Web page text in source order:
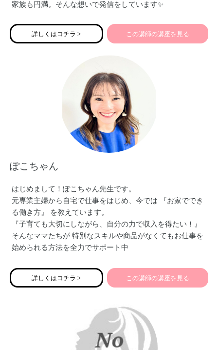
家族も円満。そんな想いで発信をしています✨
詳しくはコチラ > この講師の講座を見る
ぽこちゃん
はじめまして！ぽこちゃん先生です。
元専業主婦から自宅で仕事をはじめ、今では 『お家ででき
る働き方』 を教えています。
『子育ても大切にしながら、自分の力で収入を得たい！』
そんなママたちが 特別なスキルや商品がなくてもお仕事を
始められる方法を全力でサポート中
自分のペースで始められるお仕事を、一緒にチャレンジし
てみませんか？
詳しくはコチラ > この講師の講座を見る